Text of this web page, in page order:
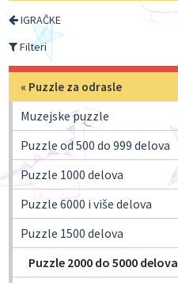
IGRAČKE
Filteri
« Puzzle za odrasle
Muzejske puzzle
Puzzle od 500 do 999 delova
Puzzle 1000 delova
Puzzle 6000 i više delova
Puzzle 1500 delova
Puzzle 2000 do 5000 delova